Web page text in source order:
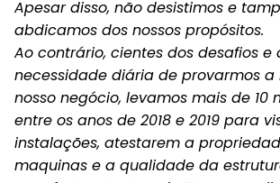
Apesar disso, não desistimos e
abdicamos dos nossos propósitos.
Ao contrário, cientes dos desafios e
necessidade diária de provarmos
nosso negócio, levamos mais de 10
entre os anos de 2018 e 2019 para
instalações, atestarem a
maquinas e a qualidade da